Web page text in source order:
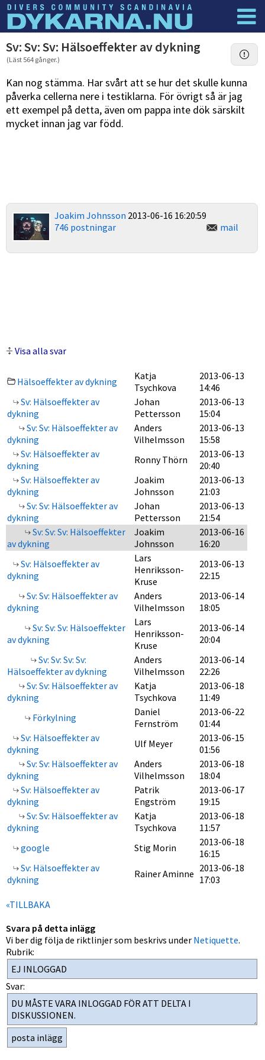
Dyknyheter Logga in
Sv: Sv: Sv: Hälsoeffekter av dykning
(Läst 564 gånger.)
Kan nog stämma. Har svårt att se hur det skulle kunna
påverka cellerna nere i testiklarna. För övrigt så är jag
ett exempel på detta, även om pappa inte dök särskilt
mycket innan jag var född.
Joakim Johnsson 2013-06-16 16:20:59
746 postningar
mail
Visa alla svar
Hälsoeffekter av dykning
Katja
Tsychkova
2013-06-13
14:46
Sv: Hälsoeffekter av
dykning
Johan
Pettersson
2013-06-13
15:04
Sv: Sv: Hälsoeffekter av
dykning
Anders
Vilhelmsson
2013-06-13
15:58
Sv: Hälsoeffekter av
dykning
Ronny Thörn
2013-06-13
20:40
Sv: Hälsoeffekter av
dykning
Joakim
Johnsson
2013-06-13
21:03
Sv: Sv: Hälsoeffekter av
dykning
Johan
Pettersson
2013-06-13
21:54
Sv: Sv: Sv: Hälsoeffekter
av dykning
Joakim
Johnsson
2013-06-16
16:20
Sv: Hälsoeffekter av
dykning
Lars
Henriksson-
Kruse
2013-06-13
22:15
Sv: Sv: Hälsoeffekter av
dykning
Anders
Vilhelmsson
2013-06-14
18:05
Sv: Sv: Sv: Hälsoeffekter
av dykning
Lars
Henriksson-
Kruse
2013-06-14
20:04
Sv: Sv: Sv: Sv:
Hälsoeffekter av dykning
Anders
Vilhelmsson
2013-06-14
22:26
Sv: Sv: Hälsoeffekter av
dykning
Katja
Tsychkova
2013-06-18
11:49
Förkylning
Daniel
Fernström
2013-06-22
01:44
Sv: Hälsoeffekter av
dykning
Ulf Meyer
2013-06-15
01:56
Sv: Sv: Hälsoeffekter av
dykning
Anders
Vilhelmsson
2013-06-18
18:04
Sv: Hälsoeffekter av
dykning
Patrik
Engström
2013-06-17
19:15
Sv: Sv: Hälsoeffekter av
dykning
Katja
Tsychkova
2013-06-18
11:57
google
Stig Morin
2013-06-18
16:15
Sv: Hälsoeffekter av
dykning
Rainer Aminne 2013-06-18
17:03
«TILLBAKA
Svara på detta inlägg
Vi ber dig följa de riktlinjer som beskrivs under Netiquette.
Rubrik:
Svar: